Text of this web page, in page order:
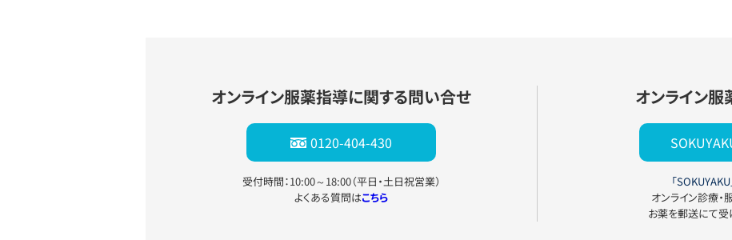
オンライン服薬指導に関する問い合せ
0120-404-430
受付時間：10:00～18:00（平日・土日祝営業）
よくある質問はこちら
オンライン
「SOKUYAKU
オンライン診療
お薬を郵送にて